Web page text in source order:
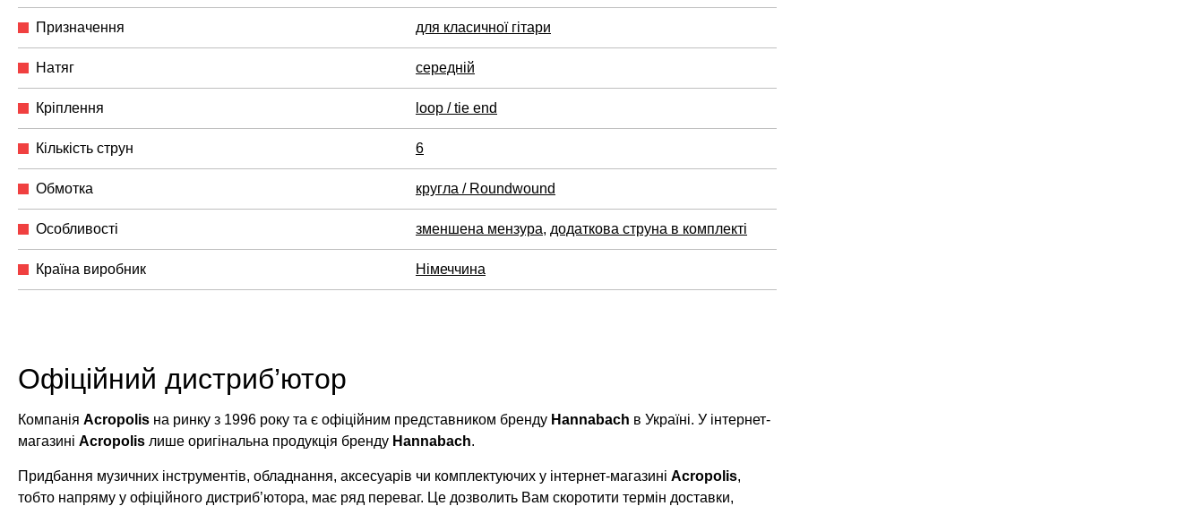
Призначення для класичної гітари
Натяг середній
Кріплення loop / tie end
Кількість струн 6
Обмотка кругла / Roundwound
Особливості зменшена мензура, додаткова струна в комплекті
Країна виробник Німеччина
Офіційний дистриб’ютор
Компанія Acropolis на ринку з 1996 року та є офіційним представником бренду Hannabach в Україні. У інтернет-
магазині Acropolis лише оригінальна продукція бренду Hannabach.
Придбання музичних інструментів, обладнання, аксесуарів чи комплектуючих у інтернет-магазині Acropolis,
тобто напряму у офіційного дистриб’ютора, має ряд переваг. Це дозволить Вам скоротити термін доставки,